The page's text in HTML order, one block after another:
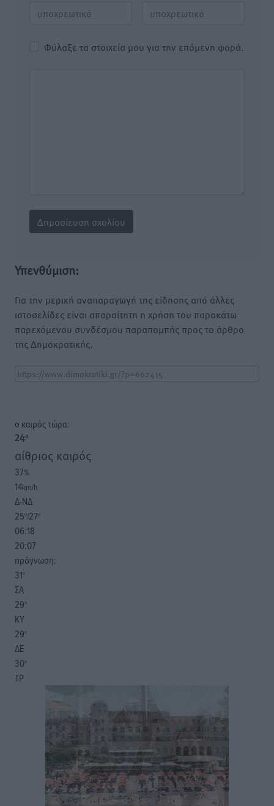
Φύλαξε τα στοιχεία μου για την επόμενη φορά.
Υπενθύμιση:
Για την μερική αναπαραγωγή της είδησης από άλλες
ιστοσελίδες είναι απαραίτητη η χρήση του παρακάτω
παρεχόμενου συνδέσμου παραπομπής προς το άρθρο
της Δημοκρατικής.
o καιρός τώρα:
24°
αίθριος καιρός
37%
14km/h
Δ-ΝΔ
25°/27°
06:18
20:07
πρόγνωση:
31°
ΣΑ
29°
ΚΥ
29°
ΔΕ
30°
ΤΡ